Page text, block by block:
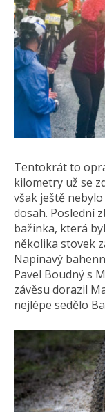
Tentokrát to
kilometry už se
však ještě
dosah. Poslední
bažinka, která
několika stovek
Napínavý
Pavel Boudný s
závěsu dorazil
nejlépe sedělo